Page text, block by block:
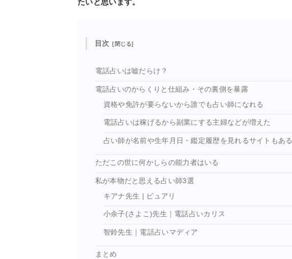
たいと思います。
目次
電話占いは嘘だらけ？
電話占いのからくりと仕組み・その裏側を暴露
資格や免許が要らないから誰でも占い師になれる
電話占いは稼げるから副業にする主婦などが増えた
占い師が名前や生年月日・鑑定履歴を見れるサイトもある
ただこの世に何かしらの能力者はいる
私が本物だと思える占い師3選
キアナ先生 | ピュアリ
小余子(さよこ)先生｜電話占いカリス
智鈴先生｜電話占いマディア
まとめ